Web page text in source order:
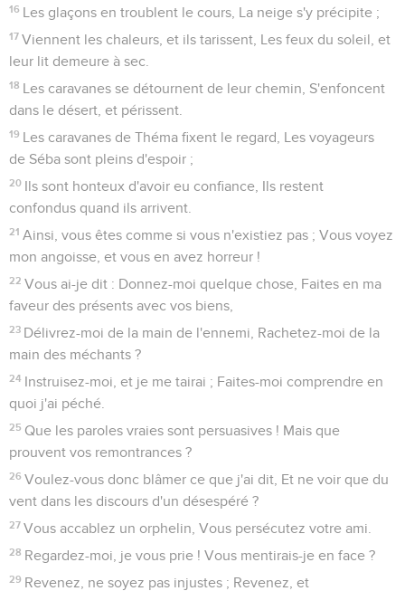
16 Les glaçons en troublent le cours, La neige s'y précipite ;
17 Viennent les chaleurs, et ils tarissent, Les feux du soleil, et
leur lit demeure à sec.
18 Les caravanes se détournent de leur chemin, S'enfoncent
dans le désert, et périssent.
19 Les caravanes de Théma fixent le regard, Les voyageurs
de Séba sont pleins d'espoir ;
20 Ils sont honteux d'avoir eu confiance, Ils restent
confondus quand ils arrivent.
21 Ainsi, vous êtes comme si vous n'existiez pas ; Vous voyez
mon angoisse, et vous en avez horreur !
22 Vous ai-je dit : Donnez-moi quelque chose, Faites en ma
faveur des présents avec vos biens,
23 Délivrez-moi de la main de l'ennemi, Rachetez-moi de la
main des méchants ?
24 Instruisez-moi, et je me tairai ; Faites-moi comprendre en
quoi j'ai péché.
25 Que les paroles vraies sont persuasives ! Mais que
prouvent vos remontrances ?
26 Voulez-vous donc blâmer ce que j'ai dit, Et ne voir que du
vent dans les discours d'un désespéré ?
27 Vous accablez un orphelin, Vous persécutez votre ami.
28 Regardez-moi, je vous prie ! Vous mentirais-je en face ?
29 Revenez, ne soyez pas injustes ; Revenez, et